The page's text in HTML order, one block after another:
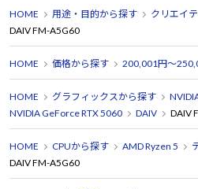
HOME 用途・目的から探す
クリエイ
DAIV FM-A5G60
HOME 価格から探す 200,001円～
HOME グラフィックスから探す
NVIDIA GeForce RTX 5060
DAIV DAIV
HOME CPUから探す AMD Ryzen 5
DAIV FM-A5G60